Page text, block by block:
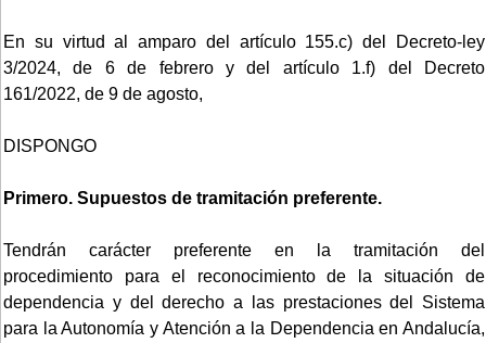
En su virtud al amparo del artículo 155.c) del Decreto-ley
3/2024, de 6 de febrero y del artículo 1.f) del Decreto
161/2022, de 9 de agosto,
DISPONGO
Primero. Supuestos de tramitación preferente.
Tendrán carácter preferente en la tramitación del
procedimiento para el reconocimiento de la situación de
dependencia y del derecho a las prestaciones del Sistema
para la Autonomía y Atención a la Dependencia en Andalucía,